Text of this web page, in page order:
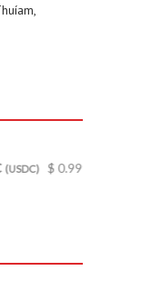
Bitcoin